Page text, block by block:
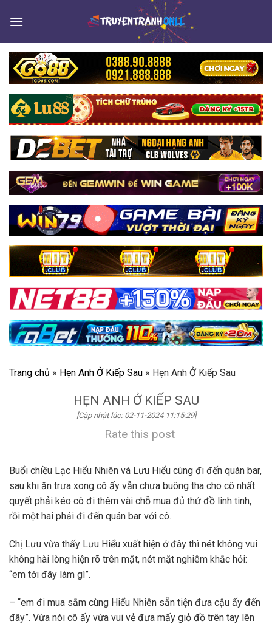
Trang chủ » Hẹn Anh Ở Kiếp Sau » Hẹn Anh Ở Kiếp Sau
HẸN ANH Ở KIẾP SAU
[Cập nhật lúc: 02-11-2024 11:15:29]
Rate this post
Buổi chiều Lạc Hiểu Nhiên và Lưu Hiểu cùng đi đến quán bar,
sau khi ăn trưa xong cô ấy vẫn chưa buông tha cho cô nhất
quyết phải kéo cô đi thêm vài chỗ mua đủ thứ đồ linh tinh,
rồi một hai phải đi đến quán bar với cô.
Chị Lưu vừa thấy Lưu Hiểu xuất hiện ở đây thì nét không vui
không hài lòng hiện rõ trên mặt, nét mặt nghiêm khắc hỏi:
“em tới đây làm gì”.
– “em đi mua sắm cùng Hiểu Nhiên sẵn tiện đưa cậu ấy đến
đây”. Vừa nói cô ấy vừa vui vẻ đưa mấy giỏ đồ trên tay lên